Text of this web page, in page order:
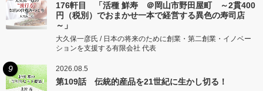
176軒目 「活種 鮮寿 ＠岡山市野田屋町 ～2貫400
円（税別）でおまかせ一本で経営する異色の寿司店
～」
大久保一彦氏 / 日本の将来のために創業・第二創業・イノベー
ションを支援する有限会社 代表
9 2026.08.5
第109話 伝統的産品を21世紀に生かし切る！